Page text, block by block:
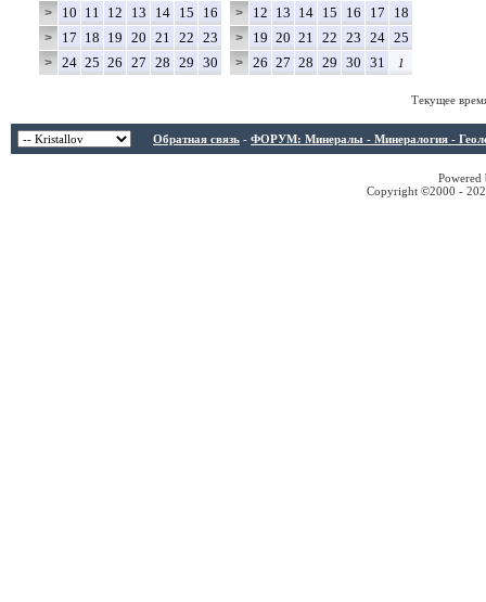
> 10 11 12 13 14 15 16
> 17 18 19 20 21 22 23
> 24 25 26 27 28 29 30
> 12 13 14 15 16 17 18
> 19 20 21 22 23 24 25
> 26 27 28 29 30 31 1
Текущее
Обратная связь - ФОРУМ: Минералы - Минералогия -
Copyright ©2000 -